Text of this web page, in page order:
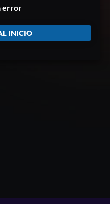
error
INICIO